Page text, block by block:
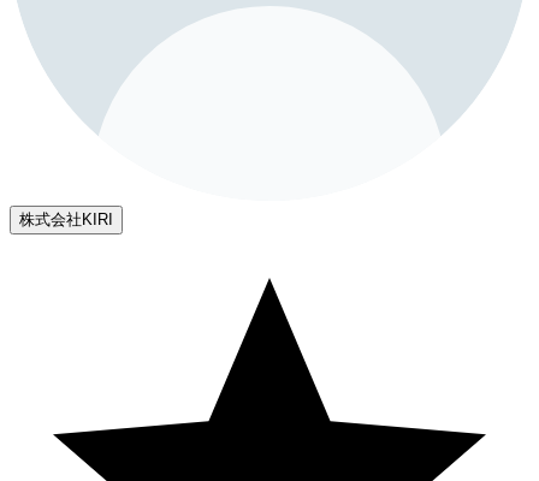
株式会社KIRI